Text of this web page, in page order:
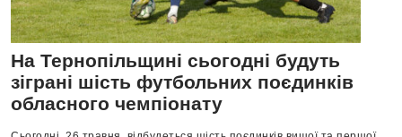
На Тернопільщині сьогодні будуть
зіграні шість футбольних поєдинків
обласного чемпіонату